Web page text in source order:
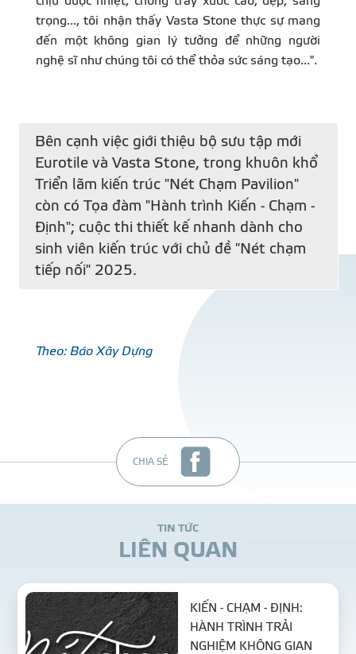
trọng..., tôi nhận thấy Vasta Stone thực sự mang
đến một không gian lý tưởng để những người
nghệ sĩ như chúng tôi có thể thỏa sức sáng tạo...".
Bên cạnh việc giới thiệu bộ sưu tập mới
Eurotile và Vasta Stone, trong khuôn khổ
Triển lãm kiến trúc "Nét Chạm Pavilion"
còn có Tọa đàm "Hành trình Kiến - Chạm -
Định"; cuộc thi thiết kế nhanh dành cho
sinh viên kiến trúc với chủ đề "Nét chạm
tiếp nối" 2025.
Theo: Báo Xây Dựng
CHIA SẺ
TIN TỨC
LIÊN QUAN
KIẾN - CHẠM - ĐỊNH:
HÀNH TRÌNH TRẢI
NGHIỆM KHÔNG GIAN